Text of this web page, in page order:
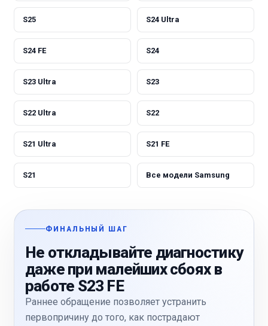
S25 S24 Ultra
S24 FE S24
S23 Ultra S23
S22 Ultra S22
S21 Ultra S21 FE
S21 Все модели Samsung
ФИНАЛЬНЫЙ ШАГ
Не откладывайте диагностику
даже при малейших сбоях в
работе S23 FE
Раннее обращение позволяет устранить
первопричину до того, как пострадают